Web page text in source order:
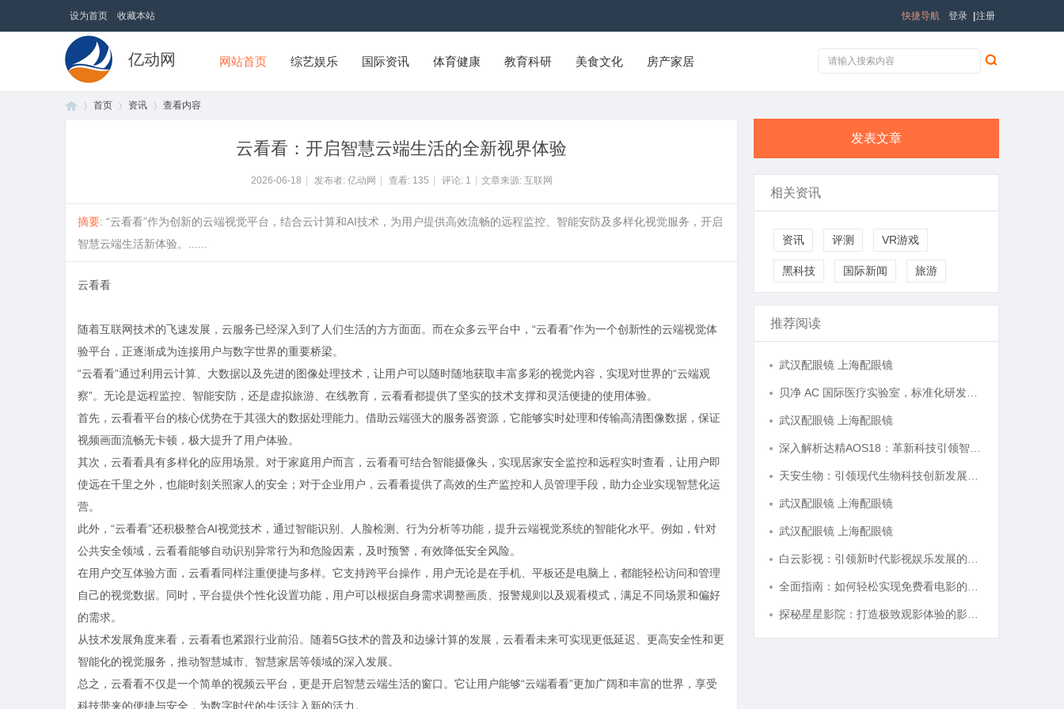
设为首页 收藏本站 登录 注册
快捷导航
亿动网 网站首页 综艺娱乐 国际资讯 体育健康 教育科研 美食文化 房产家居
首页 资讯 查看内容
云看看：开启智慧云端生活的全新视界体验
2026-06-18 发布者: 亿动网 查看: 135 评论: 1 文章来源: 互联网
摘要: “云看看”作为创新的云端视觉平台，结合云计算和AI技术，为用户提供高效流畅的远程监控、智能安防及多样化视觉服务，开启
智慧云端生活新体验。......
云看看
随着互联网技术的飞速发展，云服务已经深入到了人们生活的方方面面。而在众多云平台中，“云看看”作为一个创新性的云端视觉体
验平台，正逐渐成为连接用户与数字世界的重要桥梁。
“云看看”通过利用云计算、大数据以及先进的图像处理技术，让用户可以随时随地获取丰富多彩的视觉内容，实现对世界的“云端观
察”。无论是远程监控、智能安防，还是虚拟旅游、在线教育，云看看都提供了坚实的技术支撑和灵活便捷的使用体验。
首先，云看看平台的核心优势在于其强大的数据处理能力。借助云端强大的服务器资源，它能够实时处理和传输高清图像数据，保证
视频画面流畅无卡顿，极大提升了用户体验。
其次，云看看具有多样化的应用场景。对于家庭用户而言，云看看可结合智能摄像头，实现居家安全监控和远程实时查看，让用户即
使远在千里之外，也能时刻关照家人的安全；对于企业用户，云看看提供了高效的生产监控和人员管理手段，助力企业实现智慧化运
营。
此外，“云看看”还积极整合AI视觉技术，通过智能识别、人脸检测、行为分析等功能，提升云端视觉系统的智能化水平。例如，针对
公共安全领域，云看看能够自动识别异常行为和危险因素，及时预警，有效降低安全风险。
在用户交互体验方面，云看看同样注重便捷与多样。它支持跨平台操作，用户无论是在手机、平板还是电脑上，都能轻松访问和管理
自己的视觉数据。同时，平台提供个性化设置功能，用户可以根据自身需求调整画质、报警规则以及观看模式，满足不同场景和偏好
的需求。
从技术发展角度来看，云看看也紧跟行业前沿。随着5G技术的普及和边缘计算的发展，云看看未来可实现更低延迟、更高安全性和更
智能化的视觉服务，推动智慧城市、智慧家居等领域的深入发展。
总之，云看看不仅是一个简单的视频云平台，更是开启智慧云端生活的窗口。它让用户能够“云端看看”更加广阔和丰富的世界，享受
科技带来的便捷与安全，为数字时代的生活注入新的活力。
发表文章
相关资讯
资讯 评测 VR游戏
黑科技 国际新闻 旅游
推荐阅读
武汉配眼镜 上海配眼镜
武汉配眼镜 上海配眼镜
武汉配眼镜 上海配眼镜
武汉配眼镜 上海配眼镜